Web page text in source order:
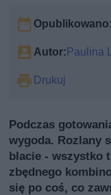
Opublikowano:
Autor:Paulina
Drukuj
Podczas
wygoda. Rozlany
blacie - wszystko
zbędnego
się po coś, co